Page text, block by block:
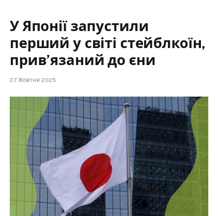
У Японії запустили
перший у світі стейблкоїн,
прив’язаний до єни
27 Жовтня 2025